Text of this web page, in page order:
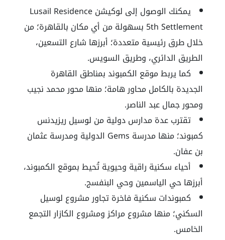
يمكنك الوصول إلى لوكيشن Lusail Residence
5th Settlement بسهولة من أي مكان بالقاهرة؛ من
خلال طرق رئيسية متعددة؛ أبرزها شارع التسعين،
الطريق الدائري، وطريق السويس.
كما يربط موقع الكمبوند بمناطق القاهرة
الجديدة بالكامل محاور هامة؛ منها محور محمد نجيب
ومحور جمال عبد الناصر.
تقترب عدة مدارس دولية من لوسيل ريزيدنس
كمبوند؛ منها مدرسة Gems الدولية ومدرسة عثمان
بن عفان.
أحياء سكنية راقية وحيوية تُحيط بموقع الكمبوند،
أبرزها حي الياسمين وحي البنفسج.
كمبوندات سكنية فاخرة تجاور مشروع لوسيل
السكني؛ منها مشروع مراكز ومشروع الكازار التجمع
الخامس.